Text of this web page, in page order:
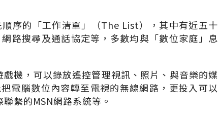
序的「工作清單」（The List），其中有近五十
路搜尋及通話協定等，多數均與「數位家庭」息
機，可以錄放遙控管理視訊、照片、與音樂的媒
電腦數位內容轉至電視的無線網路，更投入可以
繫的MSN網路系統等。